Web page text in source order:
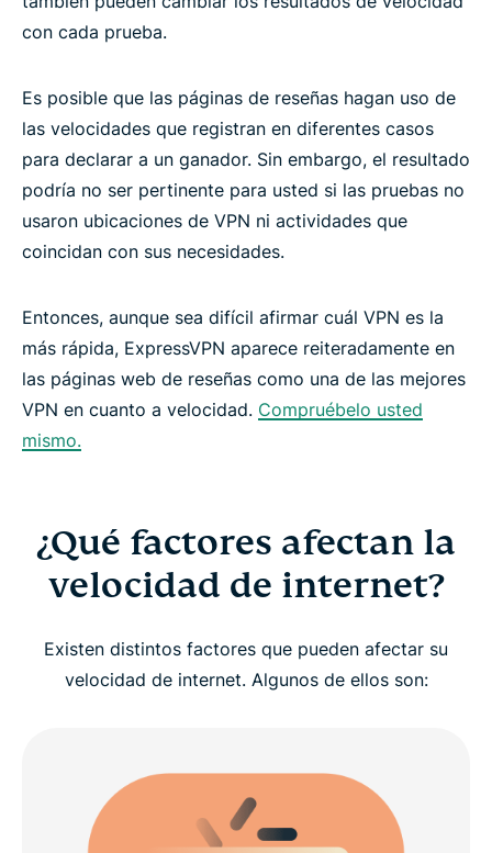
con cada prueba.
Es posible que las páginas de reseñas hagan uso de
las velocidades que registran en diferentes casos
para declarar a un ganador. Sin embargo, el resultado
podría no ser pertinente para usted si las pruebas no
usaron ubicaciones de VPN ni actividades que
coincidan con sus necesidades.
Entonces, aunque sea difícil afirmar cuál VPN es la
más rápida, ExpressVPN aparece reiteradamente en
las páginas web de reseñas como una de las mejores
VPN en cuanto a velocidad. Compruébelo usted
mismo.
¿Qué factores afectan la
velocidad de internet?
Existen distintos factores que pueden afectar su
velocidad de internet. Algunos de ellos son: